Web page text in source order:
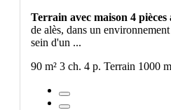
Terrain avec maison 4 pièces
de alès, dans un
sein d'un ...
90 m² 3 ch. 4 p. Terrain 1000